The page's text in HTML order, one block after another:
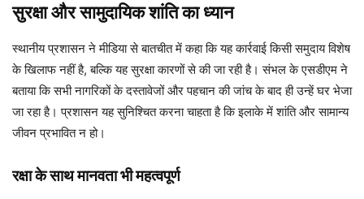
सुरक्षा और सामुदायिक शांति का ध्यान
स्थानीय प्रशासन ने मीडिया से बातचीत में कहा कि यह कार्रवाई किसी समुदाय विशेष
के खिलाफ नहीं है, बल्कि यह सुरक्षा कारणों से की जा रही है। संभल के एसडीएम ने
बताया कि सभी नागरिकों के दस्तावेजों और पहचान की जांच के बाद ही उन्हें घर भेजा
जा रहा है। प्रशासन यह सुनिश्चित करना चाहता है कि इलाके में शांति और सामान्य
जीवन प्रभावित न हो।
रक्षा के साथ मानवता भी महत्वपूर्ण